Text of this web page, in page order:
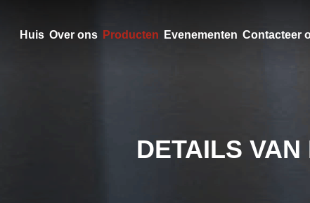
Huis Over ons Producten Evenementen Contacteer
DETAILS